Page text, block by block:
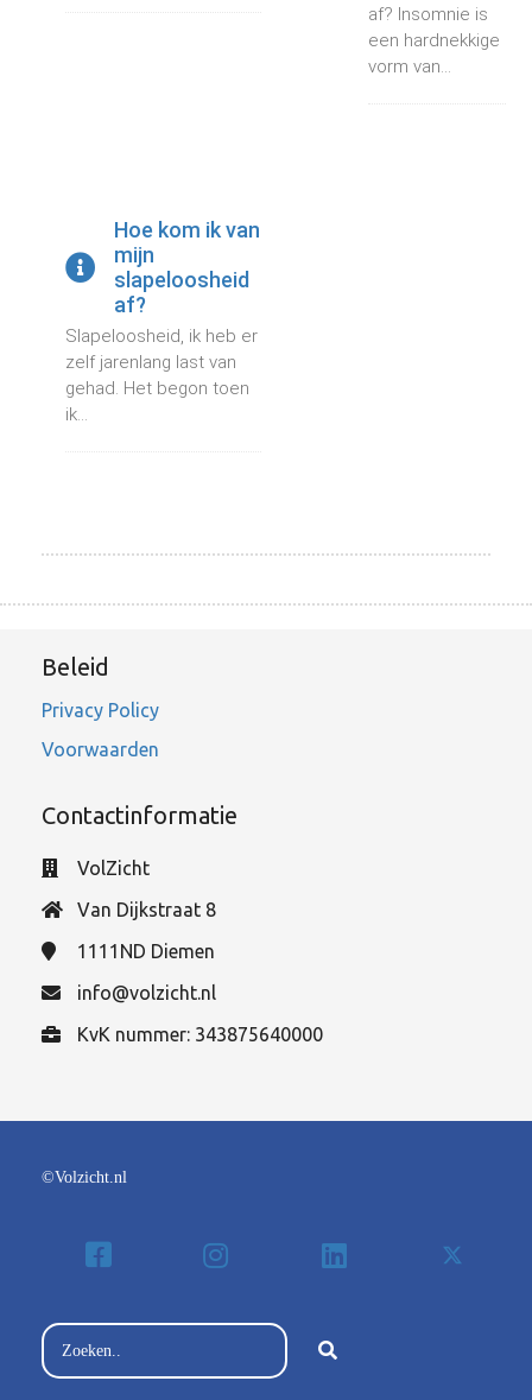
af? Insomnie is
een hardnekkige
vorm van...
Hoe kom ik van
mijn
slapeloosheid
af?
Slapeloosheid, ik heb er
zelf jarenlang last van
gehad. Het begon toen
ik...
Beleid
Privacy Policy
Voorwaarden
Contactinformatie
VolZicht
Van Dijkstraat 8
1111ND Diemen
info@volzicht.nl
KvK nummer: 343875640000
©Volzicht.nl